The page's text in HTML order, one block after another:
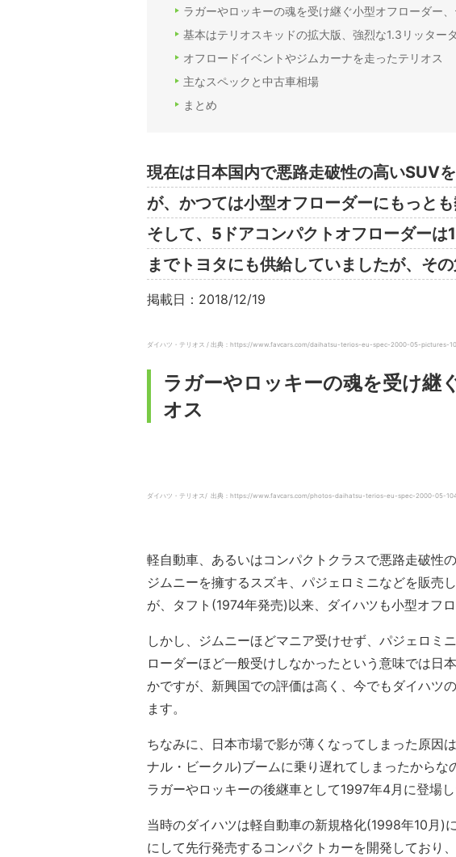
ラガーやロッキーの魂を受け継ぐ小型オフローダー
基本はテリオスキッドの拡大版、強烈な1.3リッター
オフロードイベントやジムカーナを走ったテリオス
主なスペックと中古車相場
まとめ
現在は日本国内で悪路走破性の高いSUV
が、かつては小型オフローダーにもっと
そして、5ドアコンパクトオフローダー
までトヨタにも供給していましたが、その
掲載日：2018/12/19
ダイハツ・テリオス / 出典：https://www.favcars.com/daihatsu-terios-eu-spec-2000-05-pictures-
ラガーやロッキーの魂を受け継
オス
ダイハツ・テリオス/ 出典：https://www.favcars.com/photos-daihatsu-terios-eu-spec-2000-05-
軽自動車、あるいはコンパクトクラスで悪路走破性
ジムニーを擁するスズキ、パジェロミニなどを販売
が、タフト(1974年発売)以来、ダイハツも小型オフ
しかし、ジムニーほどマニア受けせず、パジェロミ
ローダーほど一般受けしなかったという意味では日
かですが、新興国での評価は高く、今でもダイハツ
ます。
ちなみに、日本市場で影が薄くなってしまった原因
ナル・ビークル)ブームに乗り遅れてしまったから
ラガーやロッキーの後継車として1997年4月に登場し
当時のダイハツは軽自動車の新規格化(1998年10月)
にして先行発売するコンパクトカーを開発しており